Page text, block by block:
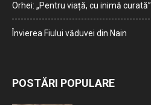
Orhei: „Pentru viață, cu inimă curată”
Învierea Fiului văduvei din Nain
POSTĂRI POPULARE